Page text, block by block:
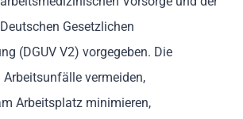
Gesetzlichen
(DGUV V2) vorgegeben. Die
vermeiden,
Arbeitsplatz minimieren,